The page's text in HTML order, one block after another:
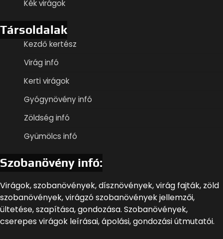
Kék virágok
Társoldalak
Kezdő kertész
Virág infó
Kerti virágok
Gyógynövény infó
Zöldség infó
Gyümölcs infó
Szobanövény infó:
Virágok, szobanövények, dísznövények, virág fajták, zöld
szobanövények, virágzó szobanövények jellemzői,
ültetése, szapítása, gondozása. Szobanövények,
cserepes virágok leírásai, ápolási, gondozási útmutatói.